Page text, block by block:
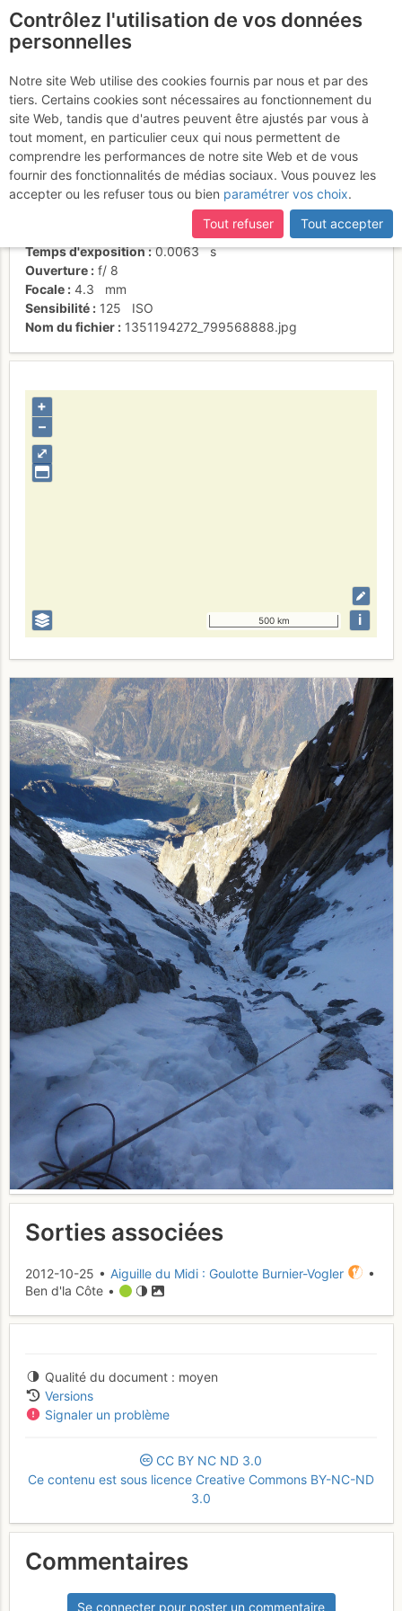
certaines pages ne sont plus accessibles, manquantes ou
incomplètes, déconnectez-vous puis reconnectez-vous à votre
compte sur le site.
R4 de mémoire
Activités
Date/heure
25 oct. 2012 12:02
Contributeur
Ben d'la Côte
individuel (CC by-nc-nd)
SONY DSC-HX5V
Temps d'exposition
0.0063 s
Ouverture
f/ 8
Focale
4.3
mm
Sensibilité
125
ISO
Nom du fichier
1351194272_799568888.jpg
⤢
+
–
500 km i
Sorties associées
2012-10-25 • Aiguille du Midi : Goulotte Burnier-Vogler
•
Ben d'la Côte •
Qualité du document
moyen
Versions
Signaler un problème
CC BY NC ND 3.0
Ce contenu est sous licence Creative Commons BY-NC-ND
3.0
Commentaires
Se connecter pour poster un commentaire
Contrôlez l'utilisation de vos données
personnelles
Notre site Web utilise des cookies fournis par nous et par des
tiers. Certains cookies sont nécessaires au fonctionnement du
site Web, tandis que d'autres peuvent être ajustés par vous à
tout moment, en particulier ceux qui nous permettent de
comprendre les performances de notre site Web et de vous
fournir des fonctionnalités de médias sociaux. Vous pouvez les
accepter ou les refuser tous ou bien paramétrer vos choix.
Tout refuser
Tout accepter